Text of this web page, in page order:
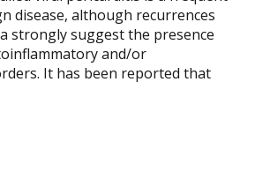
disease, although recurrences
strongly suggest the presence
and/or
It has been reported that